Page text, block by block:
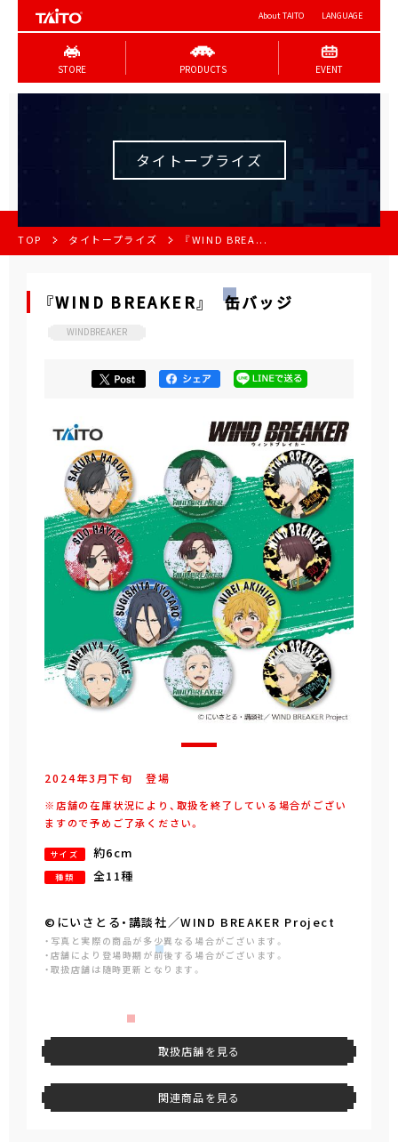
About TAITO LANGUAGE
STORE PRODUCTS EVENT
タイトープライズ
TOP タイトープライズ 『WIND BREA...
『WIND BREAKER』 缶バッジ
WINDBREAKER
2024年3 月下旬 登場
※店舗の在庫状況により、取扱を終了している場合がござい
ますので予めご了承ください。
サイズ 約6cm
種類 全11種
©にいさとる・講談社／WIND BREAKER Project
・写真と実際の商品が多少異なる場合がございます。
・店舗により登場時期が前後する場合がございます。
・取扱店舗は随時更新となります。
取扱店舗を見る
関連商品を見る